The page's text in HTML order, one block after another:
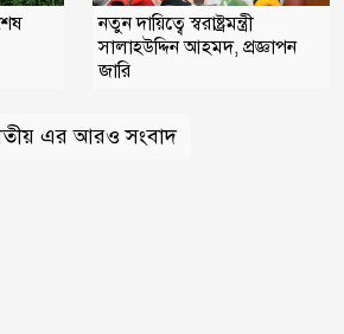
নতুন দায়িত্বে স্বরাষ্ট্রমন্ত্রী
সালাহউদ্দিন আহমদ, প্রজ্ঞাপন
জারি
এর আরও সংবাদ